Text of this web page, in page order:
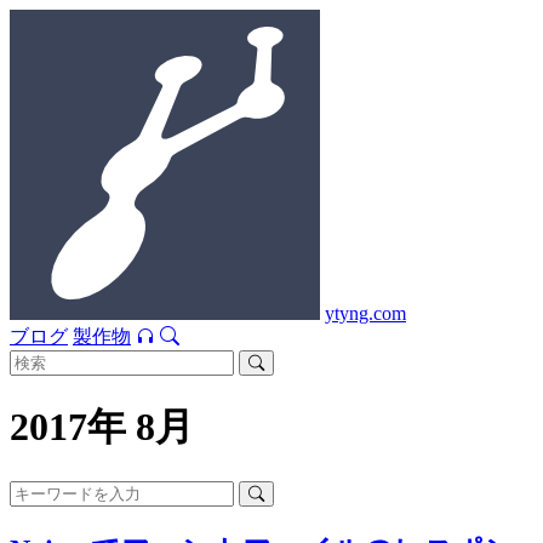
ytyng.com
ブログ 製作物
2017年 8月